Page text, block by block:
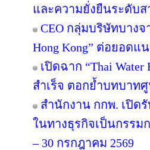
และความยั่งยืนระดับส
CEO กลุ่มบริษัทบาง
Hong Kong” ต่อยอดแน
เปิดฉาก “Thai
สำเร็จ ตอกย้ำบทบาท
สำนักงาน กกพ. เปิด
ในทางธุรกิจเป็นกรรม
– 30 กรกฎาคม 2569